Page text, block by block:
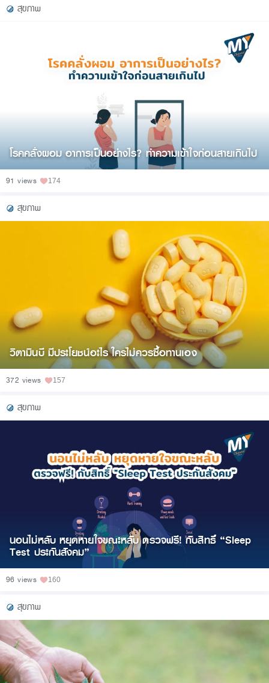
สุขภาพ
โรคคลั่งผอม อาการเป็นอย่างไร? ทำความเข้าใจก่อนสายเกินไป
91 views 174
สุขภาพ
วิตามินบี มีประโยชน์อะไร ใครไม่ควรซื้อทานเอง
372 views 157
สุขภาพ
นอนไม่หลับ หยุดหายใจขณะหลับ ตรวจฟรี! กับสิทธิ์ “Sleep
Test ประกันสังคม”
96 views 160
สุขภาพ